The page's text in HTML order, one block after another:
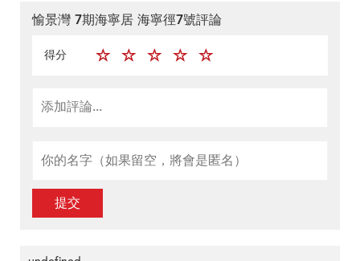
愉景灣 7期海寧居 海寧徑7號評論
得分
提交